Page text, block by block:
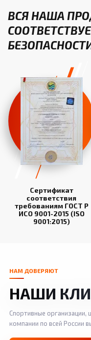
ВСЯ НАША
Сертификат
соответствия
требованиям ГОСТ Р
ИСО 9001-2015 (ISO
9001:2015)
НАМ ДОВЕРЯЮТ
НАШИ
Спортивные организации,
компании по всей России